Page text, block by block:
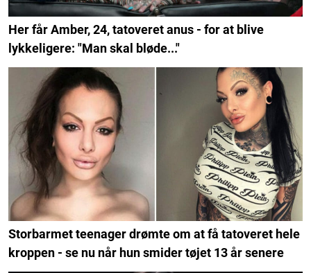
Her får Amber, 24, tatoveret anus - for at blive
lykkeligere: "Man skal bløde..."
Storbarmet teenager drømte om at få tatoveret hele
kroppen - se nu når hun smider tøjet 13 år senere